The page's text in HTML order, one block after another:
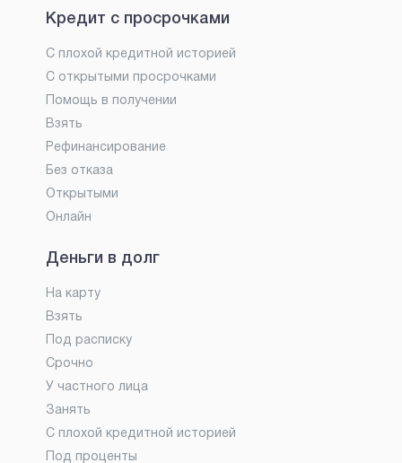
Кредит с просрочками
С плохой кредитной историей
С открытыми просрочками
Помощь в получении
Взять
Рефинансирование
Без отказа
Открытыми
Онлайн
Деньги в долг
На карту
Взять
Под расписку
Срочно
У частного лица
Занять
С плохой кредитной историей
Под проценты